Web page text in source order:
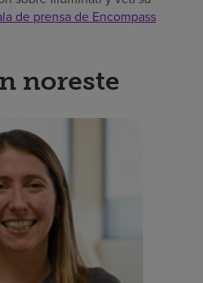
de prensa de Encompass
noreste